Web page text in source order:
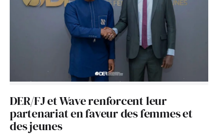
DER/FJ et Wave renforcent leur
partenariat en faveur des femmes et
des jeunes